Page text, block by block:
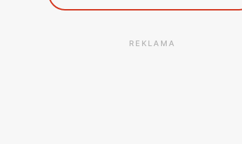
REKLAMA